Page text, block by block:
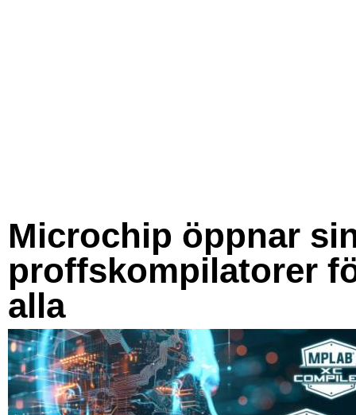
Microchip öppnar
proffskompilatorer
alla